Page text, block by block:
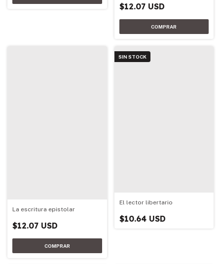
$12.07 USD
La escritura epistolar
$12.07 USD
SIN STOCK
El lector libertario
$10.64 USD